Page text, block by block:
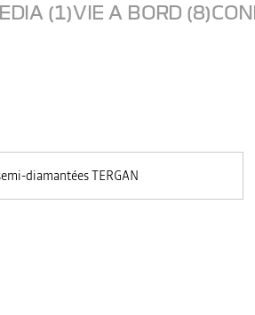
(1)VIE A BORD (8)
diamantées TERGAN